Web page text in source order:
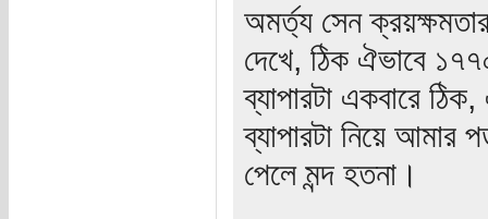
অমর্ত্য সেন ক্রয়ক্ষমতার
দেখে, ঠিক ঐভাবে
ব্যাপারটা একবারে
ব্যাপারটা নিয়ে
পেলে মন্দ হতনা।